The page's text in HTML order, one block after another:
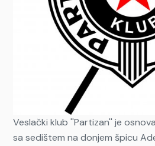
Veslački klub ''Partizan'' je
sa sedištem na donjem špicu